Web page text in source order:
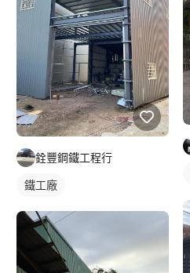
銓豐鋼鐵工程行
鐵工廠